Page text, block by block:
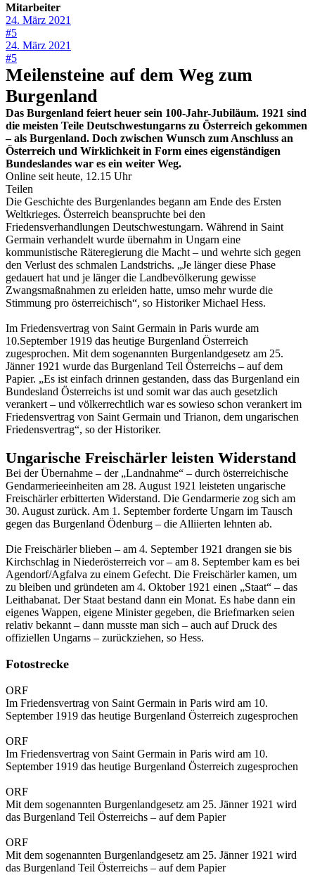
Mitarbeiter
24. März 2021
#5
24. März 2021
#5
Meilensteine auf dem Weg zum
Burgenland
Das Burgenland feiert heuer sein 100-Jahr-Jubiläum. 1921 sind
die meisten Teile Deutschwestungarns zu Österreich gekommen
– als Burgenland. Doch zwischen Wunsch zum Anschluss an
Österreich und Wirklichkeit in Form eines eigenständigen
Bundeslandes war es ein weiter Weg.
Online seit heute, 12.15 Uhr
Teilen
Die Geschichte des Burgenlandes begann am Ende des Ersten
Weltkrieges. Österreich beanspruchte bei den
Friedensverhandlungen Deutschwestungarn. Während in Saint
Germain verhandelt wurde übernahm in Ungarn eine
kommunistische Räteregierung die Macht – und wehrte sich gegen
den Verlust des schmalen Landstrichs. „Je länger diese Phase
gedauert hat und je länger die Landbevölkerung gewisse
Zwangsmaßnahmen zu erleiden hatte, umso mehr wurde die
Stimmung pro österreichisch“, so Historiker Michael Hess.
Im Friedensvertrag von Saint Germain in Paris wurde am
10.September 1919 das heutige Burgenland Österreich
zugesprochen. Mit dem sogenannten Burgenlandgesetz am 25.
Jänner 1921 wurde das Burgenland Teil Österreichs – auf dem
Papier. „Es ist einfach drinnen gestanden, dass das Burgenland ein
Bundesland Österreichs ist und somit war das auch gesetzlich
verankert – und völkerrechtlich war es sowieso schon verankert im
Friedensvertrag von Saint Germain und Trianon, dem ungarischen
Friedensvertrag“, so der Historiker.
Ungarische Freischärler leisten Widerstand
Bei der Übernahme – der „Landnahme“ – durch österreichische
Gendarmerieeinheiten am 28. August 1921 leisteten ungarische
Freischärler erbitterten Widerstand. Die Gendarmerie zog sich am
30. August zurück. Am 1. September forderte Ungarn im Tausch
gegen das Burgenland Ödenburg – die Alliierten lehnten ab.
Die Freischärler blieben – am 4. September 1921 drangen sie bis
Kirchschlag in Niederösterreich vor – am 8. September kam es bei
Agendorf/Agfalva zu einem Gefecht. Die Freischärler kamen, um
zu bleiben und gründeten am 4. Oktober 1921 einen „Staat“ – das
Leithabanat. Der Staat bestand dann ein Monat. Es habe dann ein
eigenes Wappen, eigene Minister gegeben, die Briefmarken seien
relativ bekannt – dann musste man sich – auch auf Druck des
offiziellen Ungarns – zurückziehen, so Hess.
Fotostrecke
ORF
Im Friedensvertrag von Saint Germain in Paris wird am 10.
September 1919 das heutige Burgenland Österreich zugesprochen
ORF
Im Friedensvertrag von Saint Germain in Paris wird am 10.
September 1919 das heutige Burgenland Österreich zugesprochen
ORF
Mit dem sogenannten Burgenlandgesetz am 25. Jänner 1921 wird
das Burgenland Teil Österreichs – auf dem Papier
ORF
Mit dem sogenannten Burgenlandgesetz am 25. Jänner 1921 wird
das Burgenland Teil Österreichs – auf dem Papier